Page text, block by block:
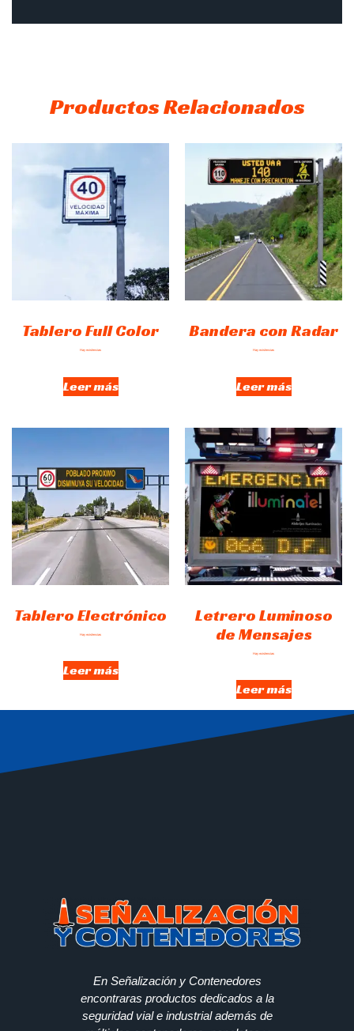
Productos Relacionados
Tablero Full Color
Hay existencias
Leer más
Bandera con Radar
Hay existencias
Leer más
Tablero Electrónico
Hay existencias
Leer más
Letrero Luminoso
de Mensajes
Hay existencias
Leer más
En Señalización y Contenedores
encontraras productos dedicados a la
seguridad vial e industrial además de